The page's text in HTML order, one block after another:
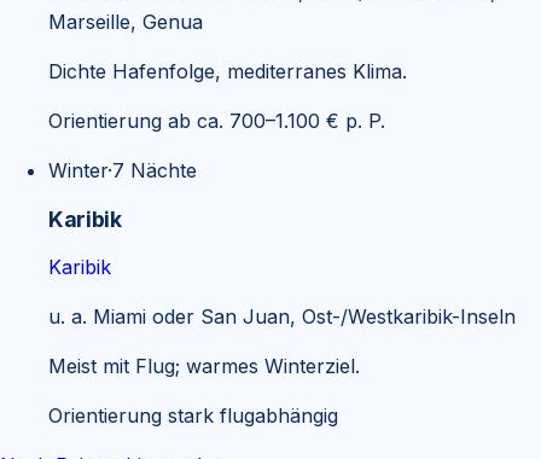
Marseille, Genua
Dichte Hafenfolge, mediterranes Klima.
Orientierung ab ca. 700–1.100 € p. P.
Winter·7 Nächte
Karibik
Karibik
u. a. Miami oder San Juan, Ost-/Westkaribik-Inseln
Meist mit Flug; warmes Winterziel.
Orientierung stark flugabhängig